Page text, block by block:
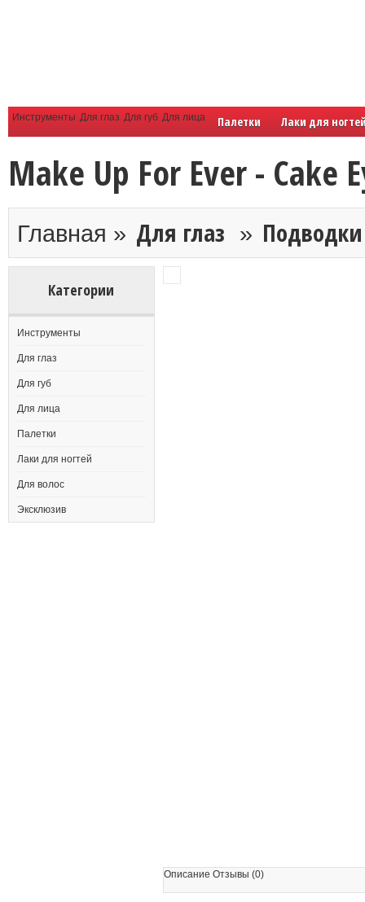
Инструменты Для глаз Для губ Для лица Палетки Лаки для
Make Up For Ever - Cake
Главная » Для глаз » Подводки
Категории
Инструменты
Для глаз
Для губ
Для лица
Палетки
Лаки для ногтей
Для волос
Эксклюзив
Описание Отзывы (0)